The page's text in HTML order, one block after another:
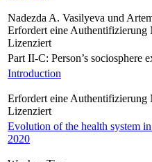
Nadezda A. Vasilyeva und
Erfordert eine Authentifizierung
Lizenziert
Part II-C: Person’s sociosphere
Introduction
Erfordert eine Authentifizierung
Lizenziert
Evolution of the health system
2020